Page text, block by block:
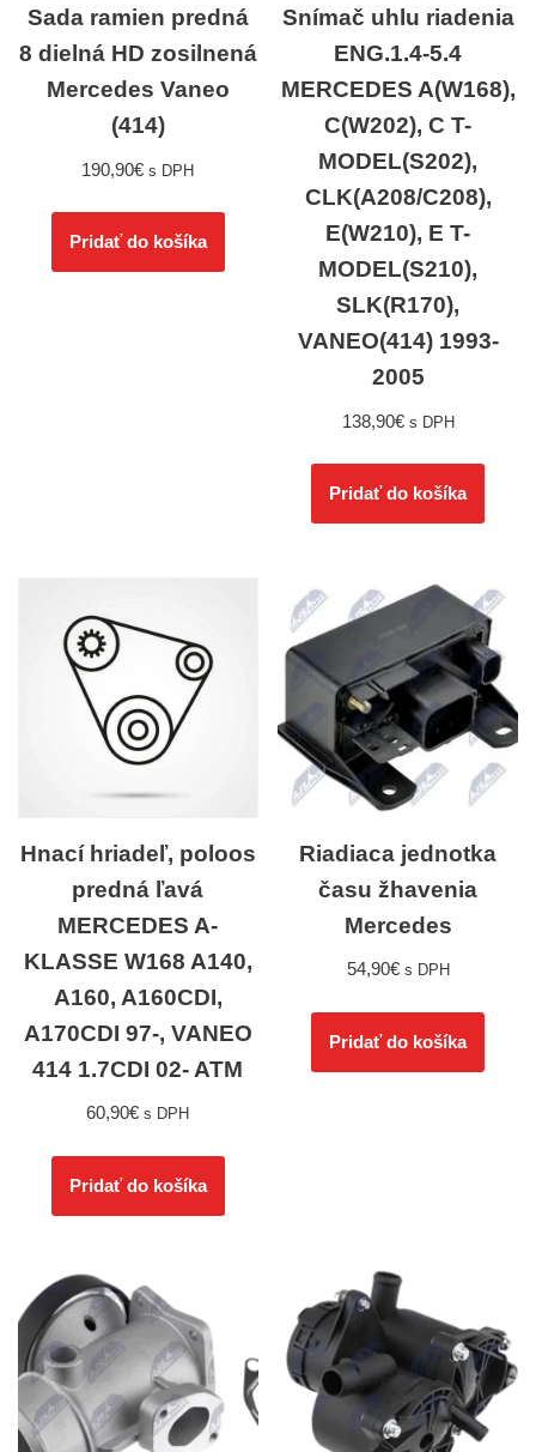
Sada ramien predná
8 dielná HD zosilnená
Mercedes Vaneo
(414)
190,90€ s DPH
Pridať do košíka
Snímač uhlu riadenia
ENG.1.4-5.4
MERCEDES A(W168),
C(W202), C T-
MODEL(S202),
CLK(A208/C208),
E(W210), E T-
MODEL(S210),
SLK(R170),
VANEO(414) 1993-
2005
138,90€ s DPH
Pridať do košíka
Hnací hriadeľ, poloos
predná ľavá
MERCEDES A-
KLASSE W168 A140,
A160, A160CDI,
A170CDI 97-, VANEO
414 1.7CDI 02- ATM
60,90€ s DPH
Pridať do košíka
Riadiaca jednotka
času žhavenia
Mercedes
54,90€ s DPH
Pridať do košíka